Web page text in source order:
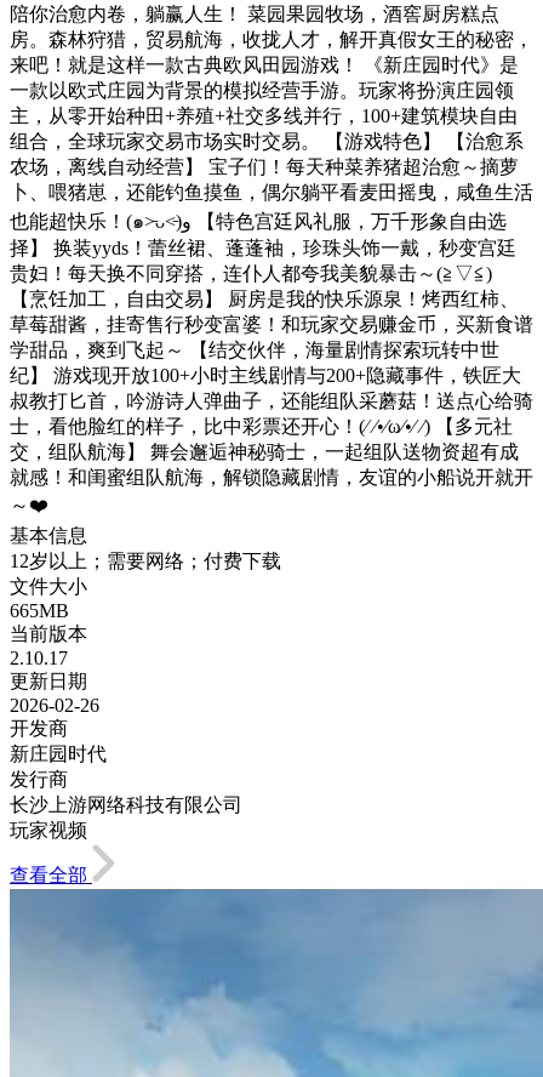
陪你治愈内卷，躺赢人生！ 菜园果园牧场，酒窖厨房糕点
房。森林狩猎，贸易航海，收拢人才，解开真假女王的秘密，
来吧！就是这样一款古典欧风田园游戏！ 《新庄园时代》是
一款以欧式庄园为背景的模拟经营手游。玩家将扮演庄园领
主，从零开始种田+养殖+社交多线并行，100+建筑模块自由
组合，全球玩家交易市场实时交易。 【游戏特色】 【治愈系
农场，离线自动经营】 宝子们！每天种菜养猪超治愈～摘萝
卜、喂猪崽，还能钓鱼摸鱼，偶尔躺平看麦田摇曳，咸鱼生活
也能超快乐！(๑˃̵ᴗ˂̵)و 【特色宫廷风礼服，万千形象自由选
择】 换装yyds！蕾丝裙、蓬蓬袖，珍珠头饰一戴，秒变宫廷
贵妇！每天换不同穿搭，连仆人都夸我美貌暴击～(≧▽≦)
【烹饪加工，自由交易】 厨房是我的快乐源泉！烤西红柿、
草莓甜酱，挂寄售行秒变富婆！和玩家交易赚金币，买新食谱
学甜品，爽到飞起～ 【结交伙伴，海量剧情探索玩转中世
纪】 游戏现开放100+小时主线剧情与200+隐藏事件，铁匠大
叔教打匕首，吟游诗人弹曲子，还能组队采蘑菇！送点心给骑
士，看他脸红的样子，比中彩票还开心！(⁄ ⁄•⁄ω⁄•⁄ ⁄) 【多元社
交，组队航海】 舞会邂逅神秘骑士，一起组队送物资超有成
就感！和闺蜜组队航海，解锁隐藏剧情，友谊的小船说开就开
～❤️
基本信息
12岁以上；需要网络；付费下载
文件大小
665MB
当前版本
2.10.17
更新日期
2026-02-26
开发商
新庄园时代
发行商
长沙上游网络科技有限公司
玩家视频
查看全部